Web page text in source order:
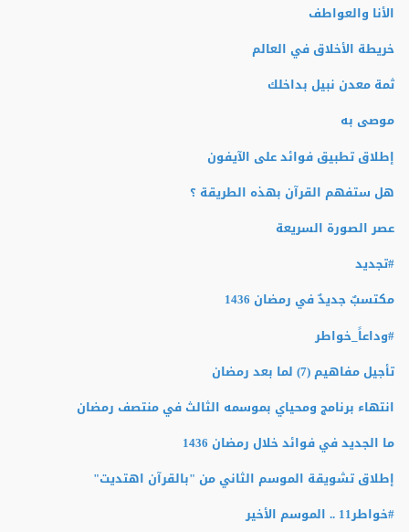
الأنا والعواطف
خريطة الأخلاق في العالم
ثمة معدن نبيل بداخلك
موصى به
إطلاق تطبيق فوائد على الآيفون
هل ستفهم القرآن بهذه الطريقة ؟
عصر الصورة السريعة
#تجديد
مكتسبٌ جديدٌ في رمضان 1436
#وداعاً_خواطر
تأجيل مفاهيم (7) لما بعد رمضان
انتهاء برنامج ومحياي بموسمه الثالث في منتصف رمضان
ما الجديد في فوائد خلال رمضان 1436
إطلاق تشويقة الموسم الثاني من "بالقرآن اهتديت"
#‏خواطر11 .. الموسم الأخير